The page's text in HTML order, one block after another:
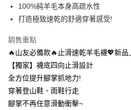
成交易。
3.實際核准額度、可分期數及費用金額請依
消。如遇「轉專審核」未通過狀況，表示未
【繳款方式說明】
1.分期款項不併入電信帳單，「大哥付你分
醒簡訊。
2.透過簡訊連結打開帳單後，可選擇「超商
帳／街口支付／iPASS MONEY」等通路繳費
【關於「AFTEE先享後付」】
便利好安心！
２．便利：只要手機號碼，簡訊認證，即可
３．安心：先確認商品／服務後，再付款。
【「AFTEE先享後付」結帳流程】
１．於結帳方式選擇「AFTEE先享後付」後
結帳頁面，進行簡訊認證並確認金額後，即
２．訂單成立數日內，您將收到繳費通知簡
３．收到繳費通知簡訊後14天內，點擊此簡
ATM付款
運送方式
全家取貨付款
每筆NT$100，滿NT$1,000(含以上)免
付款後全家取貨
每筆NT$100，滿NT$1,000(含以上)免
100%純羊毛本身高疏水性
打造極致速乾的舒適穿著感受!
銷售重點
🔥山友必備款🔥止滑速乾羊毛襪💖新品
【獨家】襪底四向止滑設計
全方位提升腳掌抓地力!
穿著登山鞋、雨鞋行走
腳掌不再任意滑動衝擊~